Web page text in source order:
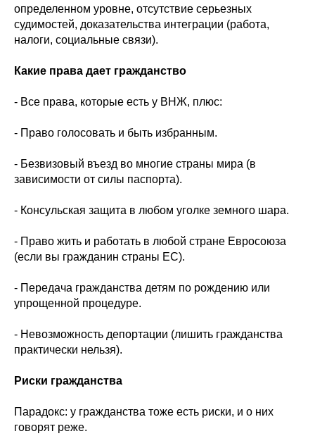
определенном уровне, отсутствие серьезных
судимостей, доказательства интеграции (работа,
налоги, социальные связи).
Какие права дает гражданство
- Все права, которые есть у ВНЖ, плюс:
- Право голосовать и быть избранным.
- Безвизовый въезд во многие страны мира (в
зависимости от силы паспорта).
- Консульская защита в любом уголке земного шара.
- Право жить и работать в любой стране Евросоюза
(если вы гражданин страны ЕС).
- Передача гражданства детям по рождению или
упрощенной процедуре.
- Невозможность депортации (лишить гражданства
практически нельзя).
Риски гражданства
Парадокс: у гражданства тоже есть риски, и о них
говорят реже.